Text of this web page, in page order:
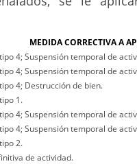
MEDIDA CORRECTIVA A
4; Suspensión temporal de
4; Suspensión temporal de
4; Destrucción de bien.
1.
4; Suspensión temporal de
4; Suspensión temporal de
2.
de actividad.